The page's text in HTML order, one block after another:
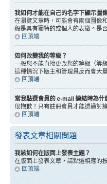
我如何才能在自己的名字下顯示圖
在瀏覽文章時，可能會有兩個圖像
般是具有獨特的或個人的表徵。是
回頂端
如何改變我的等級？
一般您不能直接更改您的等級（等
這種情況下版主和管理員反而會大
回頂端
當我點選會員的 e-mail 連結時為什
很抱歉！只有註冊會員才能透過討
回頂端
發表文章相關問題
我該如何在版面上發表主題？
在版面上發表文章，請點選相應的
回頂端